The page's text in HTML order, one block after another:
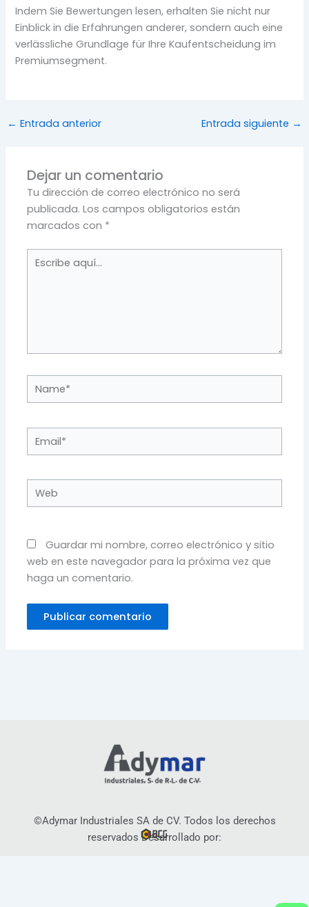
Indem Sie Bewertungen lesen, erhalten Sie nicht nur
Einblick in die Erfahrungen anderer, sondern auch eine
verlässliche Grundlage für Ihre Kaufentscheidung im
Premiumsegment.
← Entrada anterior Entrada siguiente →
Dejar un comentario
Tu dirección de correo electrónico no será
publicada. Los campos obligatorios están
marcados con *
Escribe
Name*
Email*
Web
Guardar mi nombre, correo electrónico y sitio
web en este navegador para la próxima vez que
haga un comentario.
©Adymar Industriales SA de CV. Todos los derechos
reservados Desarrollado por: